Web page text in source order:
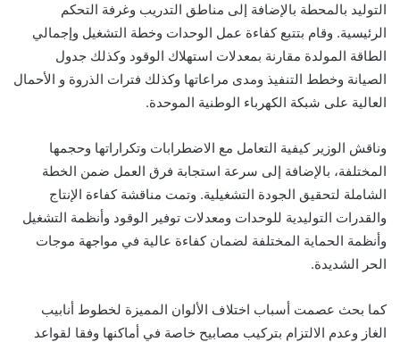
التوليد بالمحطة بالإضافة إلى مناطق التدريب وغرفة التحكم
الرئيسية. وقام بتتبع كفاءة عمل الوحدات وخطة التشغيل وإجمالي
الطاقة المولدة مقارنة بمعدلات استهلاك الوقود وكذلك جدول
الصيانة وخطط التنفيذ ومدى مراعاتها وكذلك فترات الذروة و الأحمال
العالية على شبكة الكهرباء الوطنية الموحدة.
وناقش الوزير كيفية التعامل مع الاضطرابات وتكراراتها وحجمها
المختلفة، بالإضافة إلى سرعة استجابة فرق العمل ضمن الخطة
الشاملة لتحقيق الجودة التشغيلية. وتمت مناقشة كفاءة الإنتاج
والقدرات التوليدية للوحدات ومعدلات توفير الوقود وأنظمة التشغيل
وأنظمة الحماية المختلفة لضمان كفاءة عالية في مواجهة موجات
الحر الشديدة.
كما بحث عصمت أسباب اختلاف الألوان المميزة لخطوط أنابيب
الغاز وعدم الالتزام بتركيب مصابيح خاصة في أماكنها وفقا لقواعد